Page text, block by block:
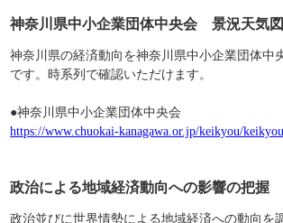
神奈川県中小企業団体中央会 景況天気図
神奈川県の経済動向を神奈川県中小企業団体中
です。時系列で確認いただけます。
●神奈川県中小企業団体中央会
https://www.chuokai-kanagawa.or.jp/keikyou/keikyou
政治による地域経済動向への影響の把握
政治並びに世界情勢による地域経済への動向を